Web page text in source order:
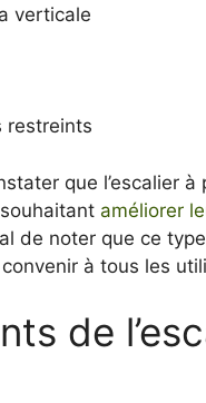
verticale
restreints
que l’escalier à
améliorer
de noter que ce type
à tous les
de